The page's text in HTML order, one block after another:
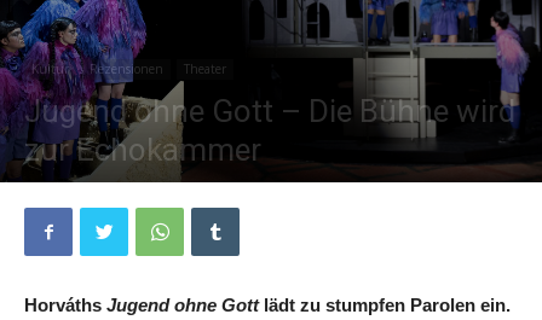
Kultur Rezensionen Theater
Jugend ohne Gott – Die Bühne wird
zur Echokammer
Von Nicolas Bruggaier - 15. Oktober 2025 0
Horváths Jugend ohne Gottlädt zu stumpfen Parolen ein.